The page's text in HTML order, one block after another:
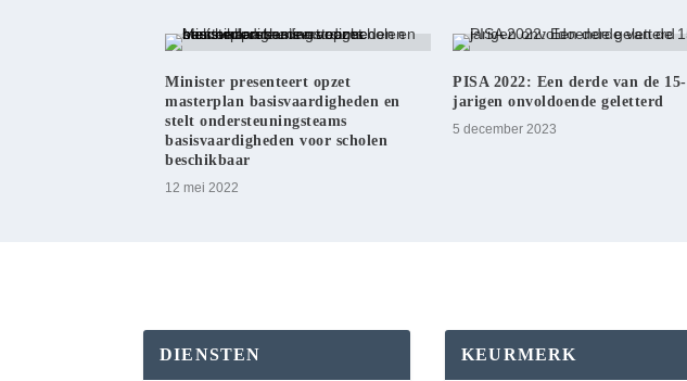
Minister presenteert opzet
masterplan basisvaardigheden en
stelt ondersteuningsteams
basisvaardigheden voor scholen
beschikbaar
12 mei 2022
PISA 2022: Een derde van de 15-
jarigen onvoldoende geletterd
5 december 2023
DIENSTEN KEURMERK